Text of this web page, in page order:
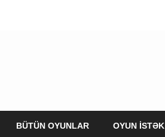
BÜTÜN OYUNLAR OYUN İSTƏK